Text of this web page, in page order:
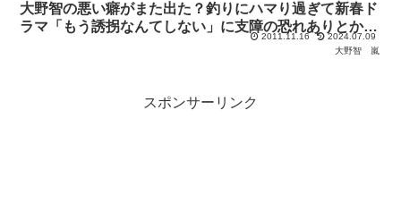
大野智の悪い癖がまた出た？釣りにハマり過ぎて新春ド
ラマ「もう誘拐なんてしない」に支障の恐れありとか…
2011.11.16
2024.07.09
大野智
嵐
スポンサーリンク